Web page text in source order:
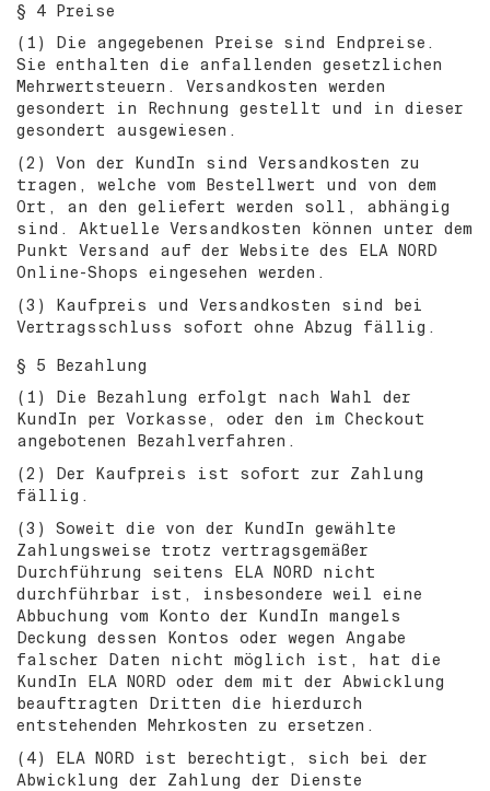
§ 4 Preise
(1) Die angegebenen Preise sind Endpreise.
Sie enthalten die anfallenden gesetzlichen
Mehrwertsteuern. Versandkosten werden
gesondert in Rechnung gestellt und in dieser
gesondert ausgewiesen.
(2) Von der KundIn sind Versandkosten zu
tragen, welche vom Bestellwert und von dem
Ort, an den geliefert werden soll, abhängig
sind. Aktuelle Versandkosten können unter dem
Punkt Versand auf der Website des ELA NORD
Online-Shops eingesehen werden.
(3) Kaufpreis und Versandkosten sind bei
Vertragsschluss sofort ohne Abzug fällig.
§ 5 Bezahlung
(1) Die Bezahlung erfolgt nach Wahl der
KundIn per Vorkasse, oder den im Checkout
angebotenen Bezahlverfahren.
(2) Der Kaufpreis ist sofort zur Zahlung
fällig.
(3) Soweit die von der KundIn gewählte
Zahlungsweise trotz vertragsgemäßer
Durchführung seitens ELA NORD nicht
durchführbar ist, insbesondere weil eine
Abbuchung vom Konto der KundIn mangels
Deckung dessen Kontos oder wegen Angabe
falscher Daten nicht möglich ist, hat die
KundIn ELA NORD oder dem mit der Abwicklung
beauftragten Dritten die hierdurch
entstehenden Mehrkosten zu ersetzen.
(4) ELA NORD ist berechtigt, sich bei der
Abwicklung der Zahlung der Dienste